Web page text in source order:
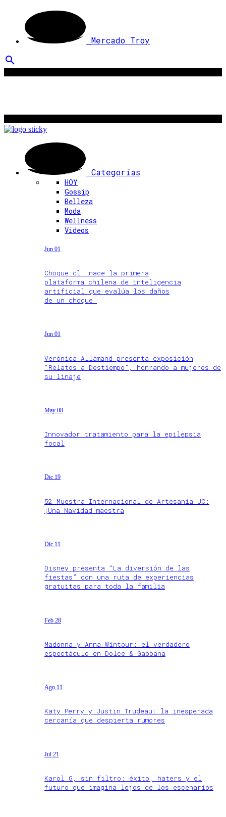
Mercado Troy
search
Categorías
HOY
Gossip
Belleza
Moda
Wellness
Videos
Jun 01
Choque.cl: nace la primera
plataforma chilena de inteligencia
artificial que evalúa los daños
de un choque
Jun 01
Verónica Allamand presenta exposición
“Relatos a Destiempo”, honrando a mujeres de
su linaje
May 08
Innovador tratamiento para la epilepsia
focal
Dic 19
52 Muestra Internacional de Artesanía UC:
¡Una Navidad maestra
Dic 11
Disney presenta “La diversión de las
fiestas” con una ruta de experiencias
gratuitas para toda la familia
Feb 28
Madonna y Anna Wintour: el verdadero
espectáculo en Dolce & Gabbana
Ago 11
Katy Perry y Justin Trudeau: la inesperada
cercanía que despierta rumores
Jul 21
Karol G, sin filtro: éxito, haters y el
futuro que imagina lejos de los escenarios